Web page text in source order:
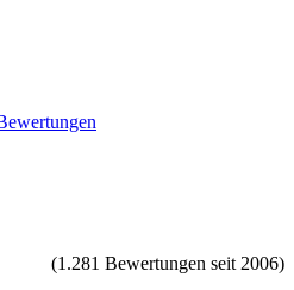
(1.281 Bewertungen seit 2006)